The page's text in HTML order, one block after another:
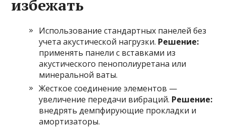
избежать
Использование стандартных панелей без
учета акустической нагрузки. Решение:
применять панели с вставками из
акустического пенополиуретана или
минеральной ваты.
Жесткое соединение элементов —
увеличение передачи вибраций. Решение:
внедрять демпфирующие прокладки и
амортизаторы.